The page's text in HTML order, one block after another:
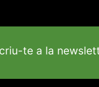
te a la